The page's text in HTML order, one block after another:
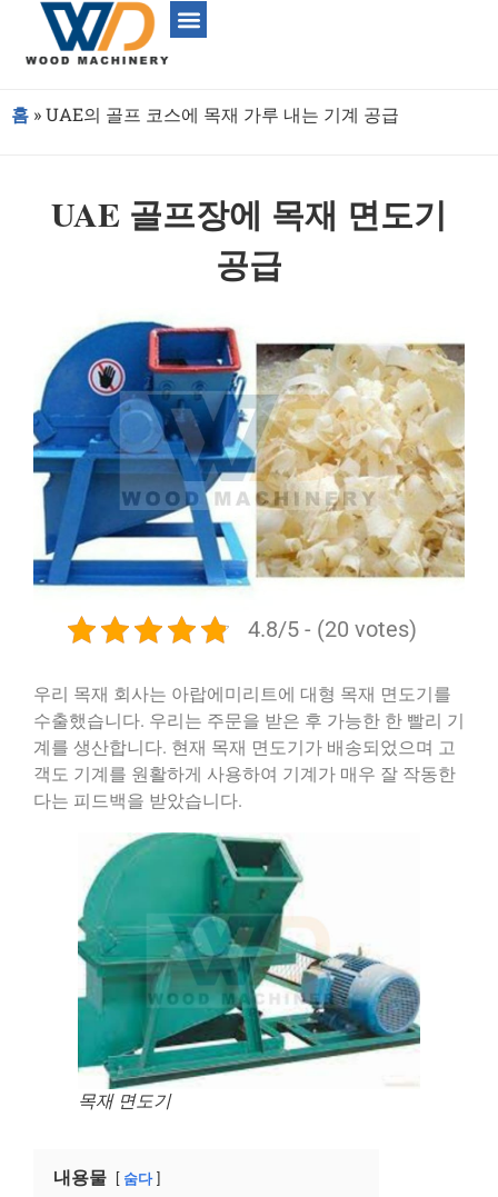
홈 »UAE의 골프 코스에 목재 가루 내는 기계 공급
UAE 골프장에 목재 면도기
공급
4.8/5 - (20 votes)
우리 목재 회사는 아랍에미리트에 대형 목재 면도기를
수출했습니다. 우리는 주문을 받은 후 가능한 한 빨리 기
계를 생산합니다. 현재 목재 면도기가 배송되었으며 고
객도 기계를 원활하게 사용하여 기계가 매우 잘 작동한
다는 피드백을 받았습니다.
목재 면도기
내용물 숨다